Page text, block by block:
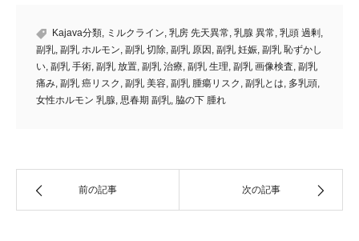
Kajava分類, ミルクライン, 乳房 先天異常, 乳腺 異常, 乳頭 過剰 ,
副乳, 副乳 ホルモン, 副乳 切除, 副乳 原因 , 副乳 妊娠, 副乳 恥ずかし
い, 副乳 手術, 副乳 放置, 副乳 治療, 副乳 生理, 副乳 画像検査, 副乳
痛み, 副乳 癌リスク , 副乳 美容, 副乳 腫瘍リスク , 副乳とは, 多乳頭,
女性ホルモン 乳腺, 思春期 副乳, 脇の下 腫れ
前の記事 次の記事